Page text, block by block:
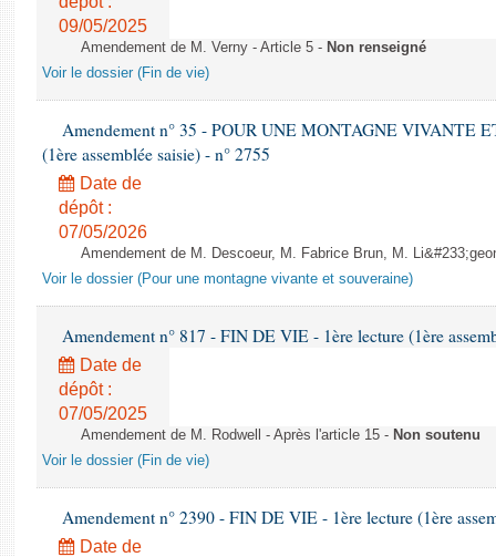
09/05/2025
Amendement de M. Verny - Article 5 - Non renseigné
Voir le dossier (Fin de vie)
Amendement n° 35 - POUR UNE MONTAGNE VIVANTE
(1ère assemblée saisie) - n° 2755
Date de
dépôt :
07/05/2026
Amendement de M. Descoeur, M. Fabrice Brun, M.
Voir le dossier (Pour une montagne vivante et souveraine)
Amendement n° 817 - FIN DE VIE - 1ère lecture (1ère
Date de
dépôt :
07/05/2025
Amendement de M. Rodwell - Après l'article 15 - Non soutenu
Voir le dossier (Fin de vie)
Amendement n° 2390 - FIN DE VIE - 1ère lecture (1ère
Date de